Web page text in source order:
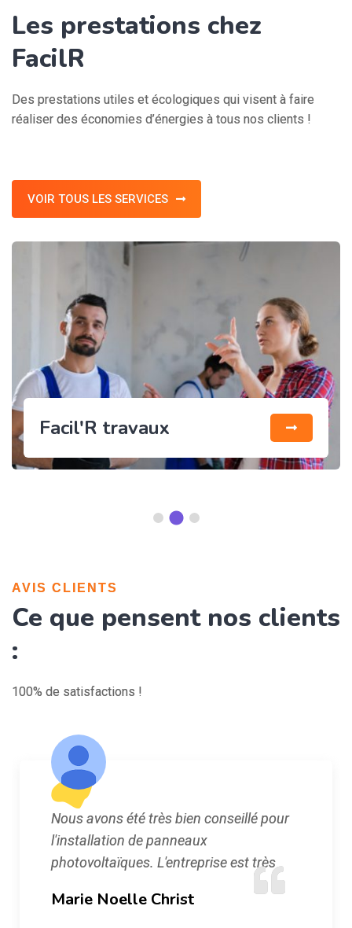
Les prestations chez
FacilR
Des prestations utiles et écologiques qui visent à faire
réaliser des économies d’énergies à tous nos clients !
VOIR TOUS LES SERVICES
Facil'R travaux
AVIS CLIENTS
Ce que pensent nos clients
:
100% de satisfactions !
Nous avons été très bien conseillé pour
l'installation de panneaux
photovoltaïques. L'entreprise est très
Marie Noelle Christ